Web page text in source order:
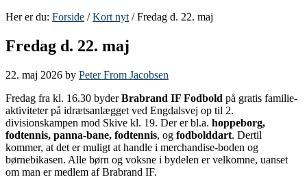
Her er du: Forside /Kort nyt / Fredag d. 22. maj
Fredag d. 22. maj
22. maj 2026 by Peter From Jacobsen
Fredag fra kl. 16.30 byderBrabrand IF Fodbold på gratis familie-
aktiviteter på idrætsanlægget ved Engdalsvej op til 2.
divisionskampen mod Skive kl. 19. Der er bl.a. hoppeborg,
fodtennis, panna-bane, fodtennis, og fodbolddart. Dertil
kommer, at det er muligt at handle i merchandise-boden og
børnebikasen. Alle børn og voksne i bydelen er velkomne, uanset
om man er medlem af Brabrand IF.